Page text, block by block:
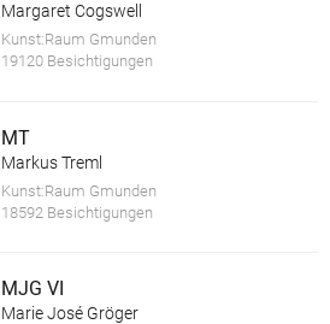
Margaret Cogswell
Kunst:Raum Gmunden
19120 Besichtigungen
MT
Markus Treml
Kunst:Raum Gmunden
18592 Besichtigungen
MJG VI
Marie José Gröger